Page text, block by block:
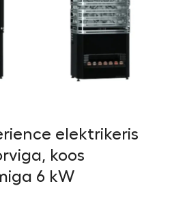
elektrikeris
koos
6 kW